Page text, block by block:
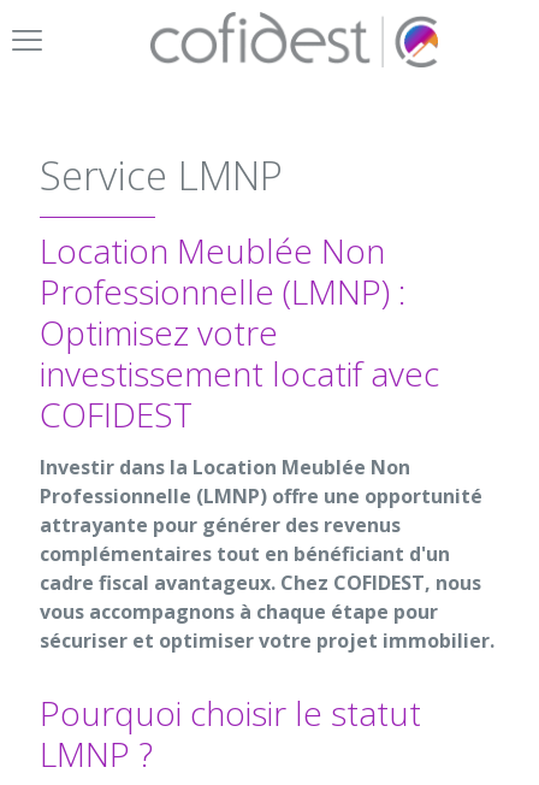
Service LMNP
Location Meublée Non
Professionnelle (LMNP) :
Optimisez votre
investissement locatif avec
COFIDEST
Investir dans la Location Meublée Non
Professionnelle (LMNP) offre une opportunité
attrayante pour générer des revenus
complémentaires tout en bénéficiant d'un
cadre fiscal avantageux. Chez COFIDEST, nous
vous accompagnons à chaque étape pour
sécuriser et optimiser votre projet immobilier.
Pourquoi choisir le statut
LMNP ?